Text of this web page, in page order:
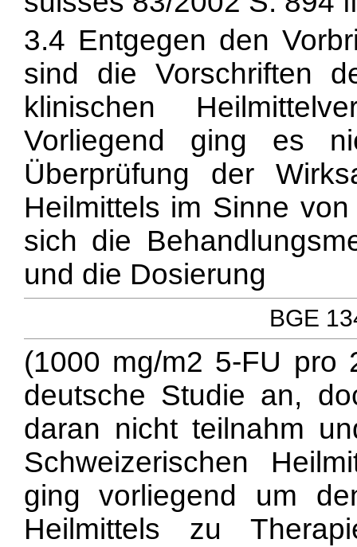
3.4 Entgegen den
sind die Vorschriften
klinischen
Vorliegend ging es
Überprüfung der
Heilmittels im Sinne
sich die
und die Dosierung
BGE
(1000 mg/m2 5-FU pro
deutsche Studie an,
daran nicht teilnahm
Schweizerischen
ging vorliegend um
Heilmittels zu